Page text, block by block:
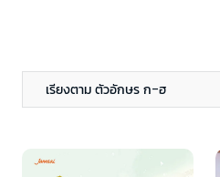
เรียงตาม ตัวอักษร ก-ฮ